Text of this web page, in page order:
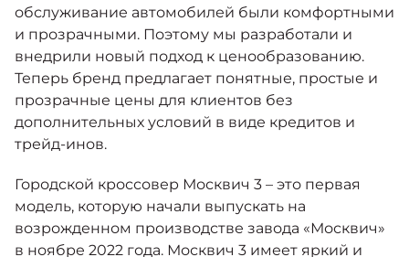
обслуживание автомобилей были комфортными
и прозрачными. Поэтому мы разработали и
внедрили новый подход к ценообразованию.
Теперь бренд предлагает понятные, простые и
прозрачные цены для клиентов без
дополнительных условий в виде кредитов и
трейд-инов.
Городской кроссовер Москвич 3 – это первая
модель, которую начали выпускать на
возрожденном производстве завода «Москвич»
в ноябре 2022 года. Москвич 3 имеет яркий и